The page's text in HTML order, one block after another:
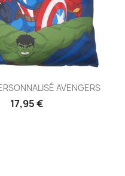
Aperçu rapideAVENGERS
17,95 €